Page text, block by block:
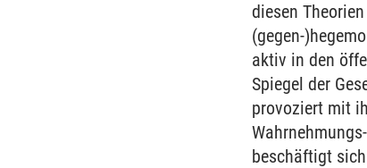
diesen
(gegen-
aktiv in den
Spiegel der
provoziert mit
beschäftigt